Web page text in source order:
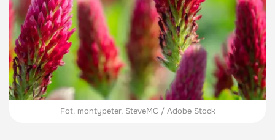
Fot. montypeter, SteveMC / Adobe Stock